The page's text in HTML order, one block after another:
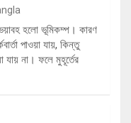
হলো ভূমিকম্প। কারণ
পাওয়া যায়, কিন্তু
যায় না। ফলে মুহূর্তের